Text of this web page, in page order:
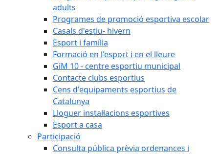
adults
Programes de promoció esportiva escolar
Casals d'estiu- hivern
Esport i família
Formació en l'esport i en el lleure
GiM 10 - centre esportiu municipal
Contacte clubs esportius
Cens d'equipaments esportius de
Catalunya
Lloguer instal·lacions esportives
Esport a casa
Participació
Consulta pública prèvia ordenances i